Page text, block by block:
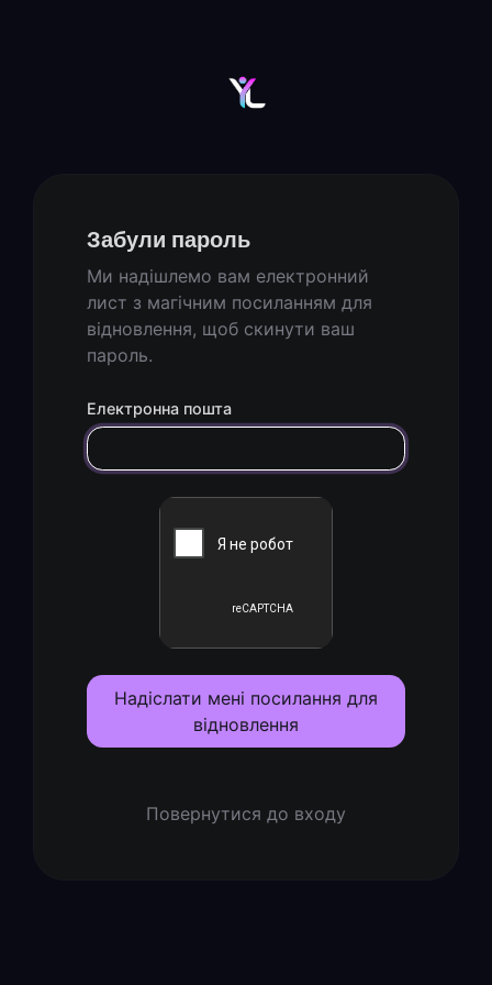
Забули пароль
Ми надішлемо вам електронний
лист з магічним посиланням для
відновлення, щоб скинути ваш
пароль.
Електронна пошта
Надіслати мені посилання для
відновлення
Повернутися до входу